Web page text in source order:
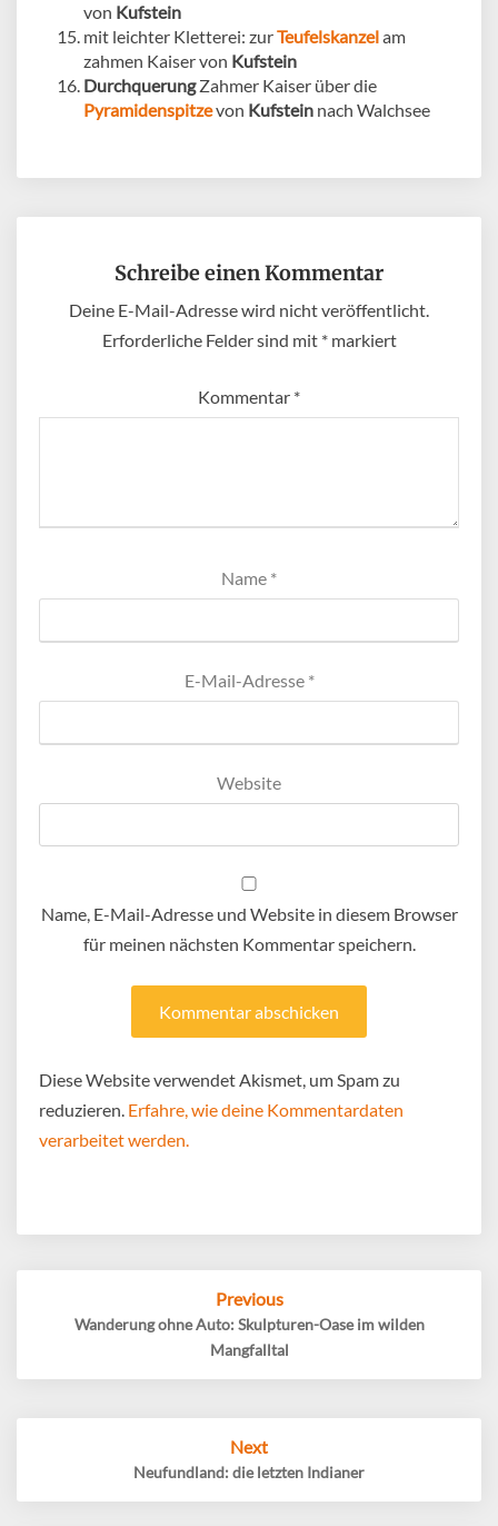
von Kufstein
mit leichter Kletterei: zurTeufelskanzelam
zahmen Kaiser von Kufstein
DurchquerungZahmer Kaiser über die
Pyramidenspitzevon Kufstein nach Walchsee
Schreibe einen Kommentar
Deine E-Mail-Adresse wird nicht veröffentlicht.
Erforderliche Felder sind mit *markiert
Kommentar *
Name *
E-Mail-Adresse *
Website
Name, E-Mail-Adresse und Website in diesem Browser
für meinen nächsten Kommentar speichern.
Diese Website verwendet Akismet, um Spam zu
reduzieren. Erfahre, wie deine Kommentardaten
verarbeitet werden.
Previous
Wanderung ohne Auto: Skulpturen-Oase im wilden
Mangfalltal
Next
Neufundland: die letzten Indianer